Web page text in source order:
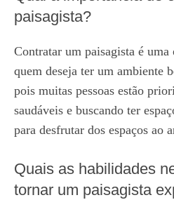
paisagista?
Contratar um paisagista é
quem deseja ter um ambiente
pois muitas pessoas estão
saudáveis e buscando ter
para desfrutar dos espaços ao
Quais as habilidades
tornar um paisagista